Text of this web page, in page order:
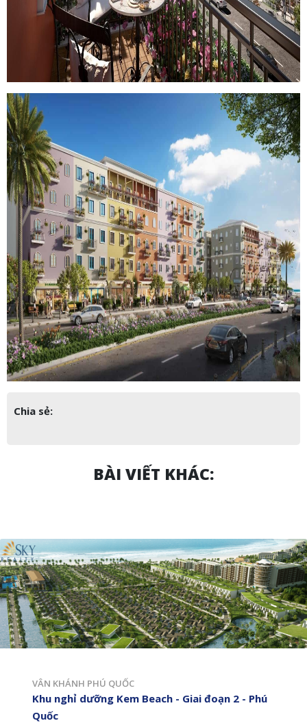
Chia sẻ:
BÀI VIẾT KHÁC:
VÂN KHÁNH PHÚ QUỐC
Khu nghỉ dưỡng Kem Beach - Giai đoạn 2 - Phú
Quốc